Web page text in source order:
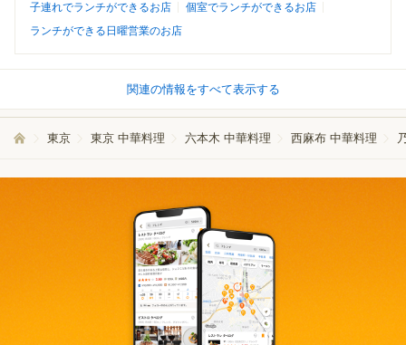
子連れでランチができるお店
個室でランチができるお店
ランチができる日曜営業のお店
関連の情報をすべて表示する
東京 東京 中華料理 六本木 中華料理 西麻布 中華料理